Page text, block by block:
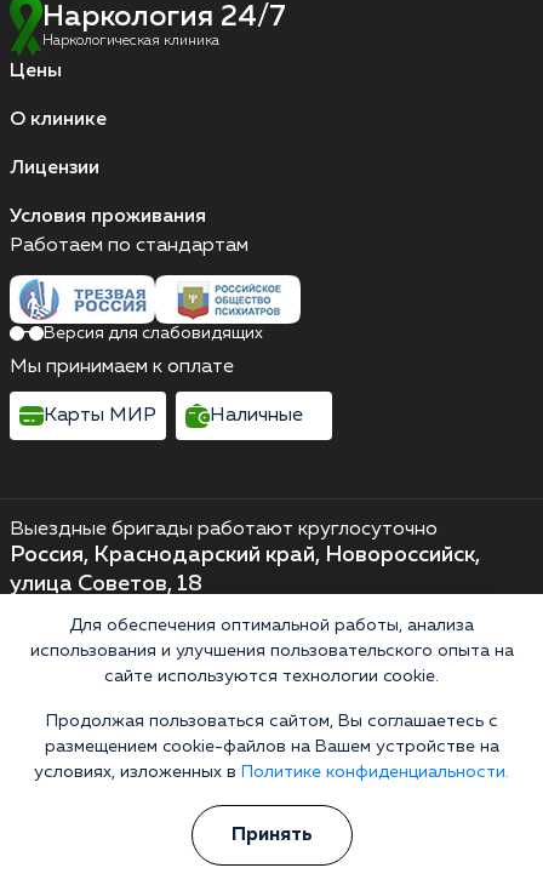
Наркология 24/7
Наркологическая клиника
Цены
О клинике
Лицензии
Условия проживания
Кодирование алкоголизма
Выездные бригады работают круглосуточно
Россия, Краснодарский край, Новороссийск,
улица Советов, 18
Выездные бригады работают круглосуточно
Горячая линия 24/7
+7 (861) 217-63-69
Информационная служба
Перезвоните мне
Работаем по стандартам
Версия для слабовидящих
Мы принимаем к оплате
Карты МИР Наличные
Для обеспечения оптимальной работы, анализа
использования и улучшения пользовательского опыта на
сайте используются технологии cookie.
Продолжая пользоваться сайтом, Вы соглашаетесь с
размещением cookie-файлов на Вашем устройстве на
условиях, изложенных в
Политике конфиденциальности.
Принять